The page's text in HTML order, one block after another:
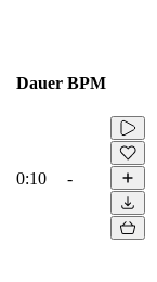
Dauer BPM
0:10 -